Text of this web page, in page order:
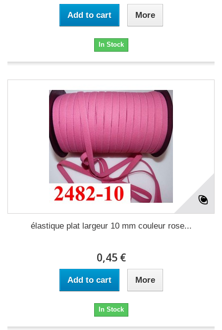
Add to cart More
In Stock
élastique plat largeur 10 mm couleur rose...
0,45 €
Add to cart More
In Stock